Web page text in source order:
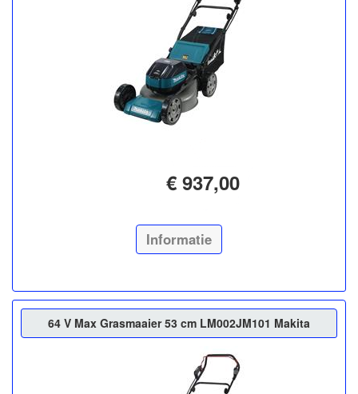
€ 937,00
Informatie
64 V Max Grasmaaier 53 cm LM002JM101 Makita